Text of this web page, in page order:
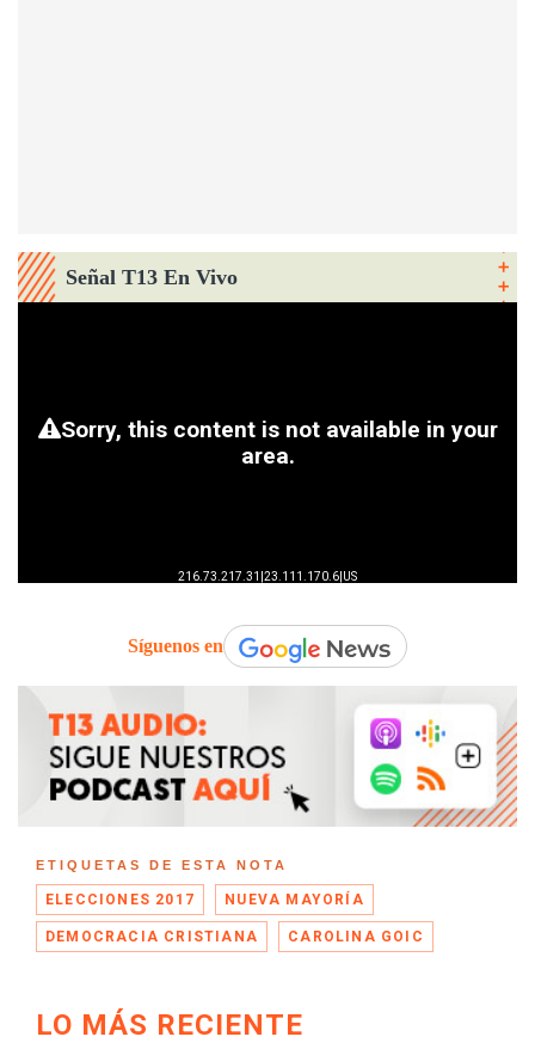
Señal T13 En Vivo
Síguenos en
ETIQUETAS DE ESTA NOTA
ELECCIONES 2017 NUEVA MAYORÍA
DEMOCRACIA CRISTIANA CAROLINA GOIC
LO MÁS RECIENTE